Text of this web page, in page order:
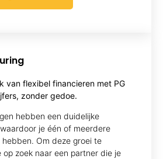
van flexibel financieren met PG
zonder gedoe.
hebben een duidelijke
je één of meerdere
Om deze groei te
op zoek naar een partner die je